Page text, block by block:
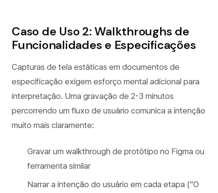
Caso de Uso 2: Walkthroughs de
Funcionalidades e Especificações
Capturas de tela estáticas em documentos de
especificação exigem esforço mental adicional para
interpretação. Uma gravação de 2-3 minutos
percorrendo um fluxo de usuário comunica a intenção
muito mais claramente:
Gravar um walkthrough de protótipo no Figma ou
ferramenta similar
Narrar a intenção do usuário em cada etapa (“O